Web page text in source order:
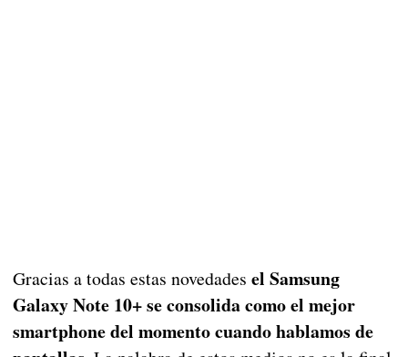
Gracias a todas estas novedades el Samsung
Galaxy Note 10+ se consolida como el mejor
smartphone del momento cuando hablamos de